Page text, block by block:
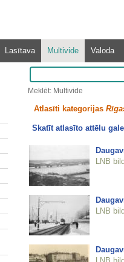
Lasītava Multivide Valoda
Meklēt: Multivide
Atlasīti kategorijas
Skatīt atlasīto attēlu
LNB
LNB